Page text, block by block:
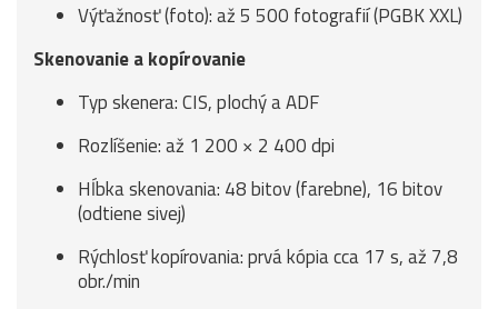
Výťažnosť (foto): až 5 500 fotografií (PGBK XXL)
Skenovanie a kopírovanie
Typ skenera: CIS, plochý a ADF
Rozlíšenie: až 1 200 × 2 400 dpi
Hĺbka skenovania: 48 bitov (farebne), 16 bitov
(odtiene sivej)
Rýchlosť kopírovania: prvá kópia cca 17 s, až 7,8
obr./min